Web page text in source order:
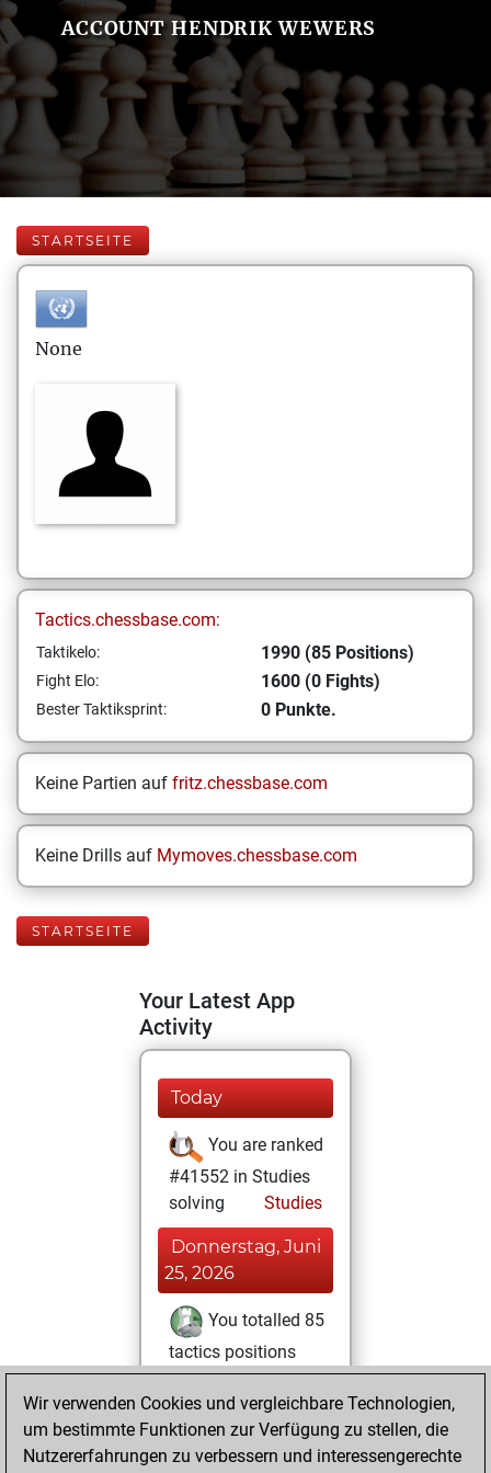
ACCOUNT HENDRIK WEWERS
STARTSEITE
None
Tactics.chessbase.com:
Taktikelo: 1990 (85 Positions)
Fight Elo: 1600 (0 Fights)
Bester Taktiksprint: 0 Punkte.
Keine Partien auf fritz.chessbase.com
Keine Drills auf Mymoves.chessbase.com
STARTSEITE
Your Latest App
Activity
Today
You are ranked
#41552 in Studies
solving
Studies
Donnerstag, Juni
25, 2026
You totalled 85
tactics positions
Tactics
solved 68 tactics
positions
Wir verwenden Cookies und vergleichbare Technologien,
um bestimmte Funktionen zur Verfügung zu stellen, die
Nutzererfahrungen zu verbessern und interessengerechte